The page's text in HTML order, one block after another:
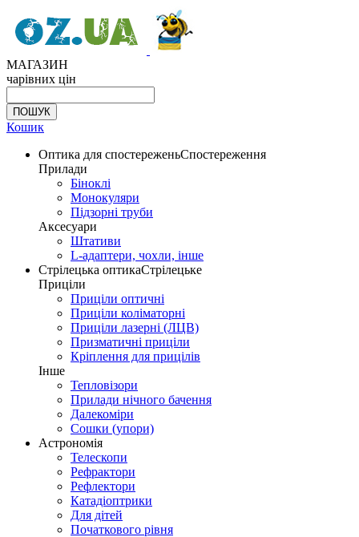
МАГАЗИН
чарівних цін
Кошик
Оптика для спостереженьСпостереження
Прилади
Біноклі
Монокуляри
Підзорні труби
Аксесуари
Штативи
L-адаптери, чохли, інше
Стрілецька оптикаСтрілецьке
Приціли
Приціли оптичні
Приціли коліматорні
Приціли лазерні (ЛЦВ)
Призматичні приціли
Кріплення для прицілів
Інше
Тепловізори
Прилади нічного бачення
Далекоміри
Сошки (упори)
Астрономія
Телескопи
Рефрактори
Рефлектори
Катадіоптрики
Для дітей
Початкового рівня